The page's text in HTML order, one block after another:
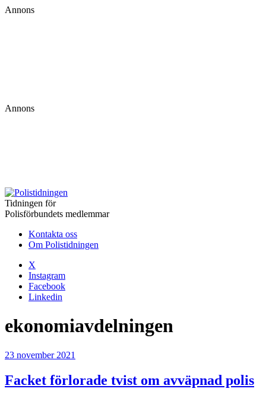
Annons
Annons
Tidningen för
Polisförbundets medlemmar
Kontakta oss
Om Polistidningen
X
Instagram
Facebook
Linkedin
ekonomiavdelningen
23 november 2021
Facket förlorade tvist om avväpnad polis